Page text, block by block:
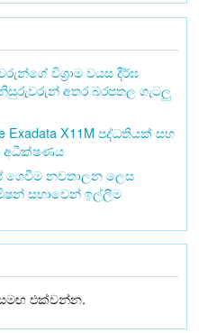
විශ්‍රාම වයස දීර්ඝ
අතර බරපතල ගැටලු
Exadata X11M පද්ධතියක් සහ
අධීක්ෂණය
ගෙවීම නවතාලන ලෙස
සභාවෙන් ඉල්ලීම
එක්වන්න.